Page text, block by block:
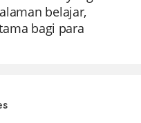
belajar,
bagi para